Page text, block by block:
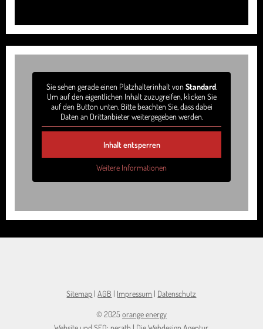
Sie sehen gerade einen Platzhalterinhalt vonStandard.
Um auf den eigentlichen Inhalt zuzugreifen, klicken Sie
auf den Button unten. Bitte beachten Sie, dass dabei
Daten an Drittanbieter weitergegeben werden.
Inhalt entsperren
Weitere Informationen
Sitemap |AGB | Impressum | Datenschutz
© 2025orange energy